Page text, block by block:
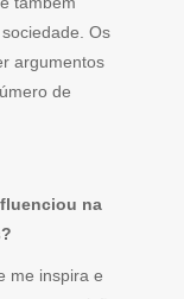
Os
argumentos
de
na
me inspira e